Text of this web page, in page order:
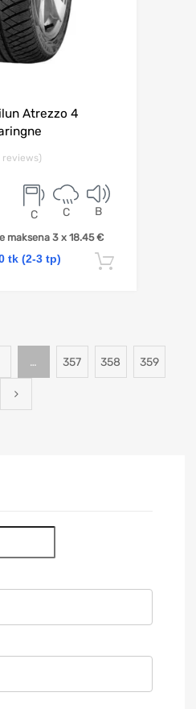
Atrezzo 4
reviews)
C C B
maksena 3 x 18.45€
tk (2-3 tp)
… 357 358 359